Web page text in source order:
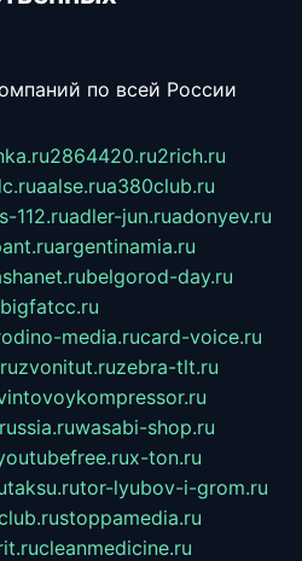
по всей России
2864420.ru2rich.ru
aalse.rua380club.ru
112.ruadler-jun.ruadonyev.ru
argentinamia.ru
belgorod-day.ru
bigfatcc.ru
media.rucard-voice.ru
zvonitut.ruzebra-tlt.ru
wasabi-shop.ru
x-ton.ru
taksu.rutor-lyubov-i-grom.ru
stoppamedia.ru
cleanmedicine.ru